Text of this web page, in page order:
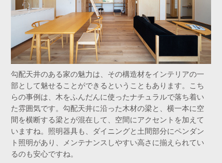
勾配天井のある家の魅力は、その構造材をインテリアの一
部として魅せることができるということもあります。こち
らの事例は、木をふんだんに使ったナチュラルで落ち着い
た雰囲気です。勾配天井に沿った木材の梁と、横一本に空
間を横断する梁とが混在して、空間にアクセントを加えて
いますね。照明器具も、ダイニングと土間部分にペンダン
ト照明があり、メンテナンスしやすい高さに揃えられてい
るのも安心ですね。